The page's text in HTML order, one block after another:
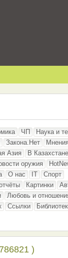
ЧП
Наука и
Закона.Нет Мнения
Азия В Казахстане
оружия
О нас IT
Спорт
Картинки
Любовь и
Ссылки
)